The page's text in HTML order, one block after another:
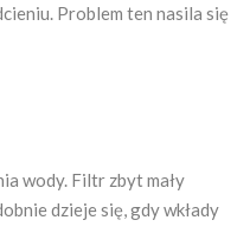
Problem ten nasila się
wody. Filtr zbyt mały
dzieje się, gdy wkłady